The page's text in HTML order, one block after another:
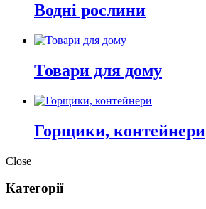
Водні рослини
Товари для дому
Горщики, контейнери
Close
Категорії